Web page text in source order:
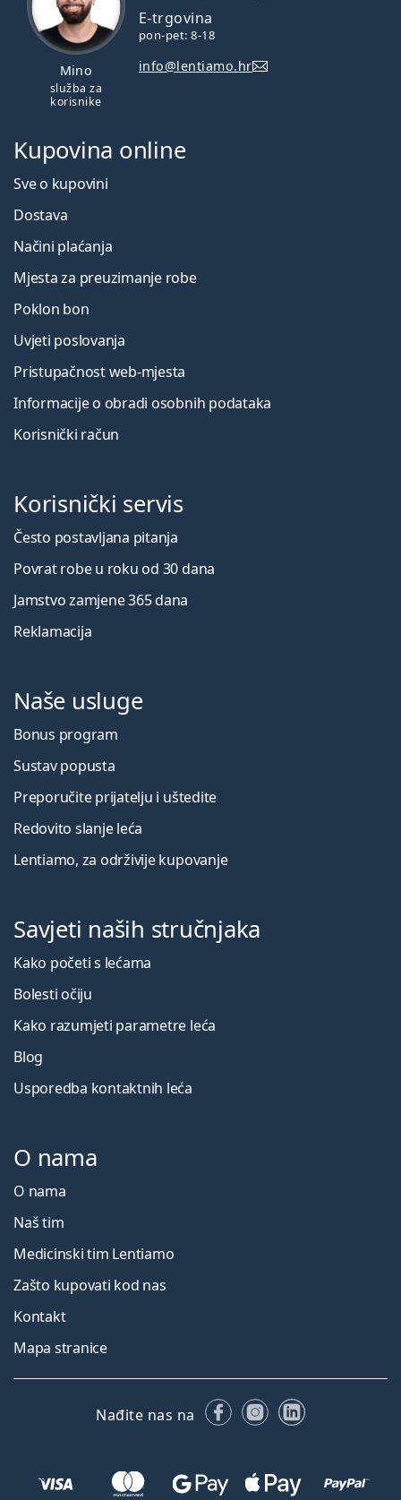
Mino
služba za
korisnike
E-trgovina
pon-pet: 8-18
info@lentiamo.hr
Kupovina online
Sve o kupovini
Dostava
Načini plaćanja
Mjesta za preuzimanje robe
Poklon bon
Uvjeti poslovanja
Pristupačnost web-mjesta
Informacije o obradi osobnih podataka
Korisnički račun
Korisnički servis
Često postavljana pitanja
Povrat robe u roku od 30 dana
Jamstvo zamjene 365 dana
Reklamacija
Naše usluge
Bonus program
Sustav popusta
Preporučite prijatelju i uštedite
Redovito slanje leća
Lentiamo, za održivije kupovanje
Savjeti naših stručnjaka
Kako početi s lećama
Bolesti očiju
Kako razumjeti parametre leća
Blog
Usporedba kontaktnih leća
O nama
O nama
Naš tim
Medicinski tim Lentiamo
Zašto kupovati kod nas
Kontakt
Mapa stranice
Nađite nas na FacebookuInstagramu
LinkedIn